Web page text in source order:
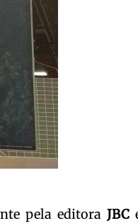
pela editoraJBC